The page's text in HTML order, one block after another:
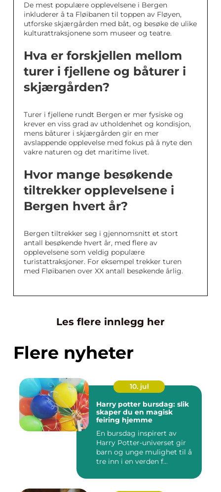
De mest populære opplevelsene i Bergen
inkluderer å ta Fløibanen til toppen av Fløyen,
utforske skjærgården med båt, og besøke de ulike
kulturattraksjonene som museer og teatre.
Hva er forskjellen mellom
turer i fjellene og båturer i
skjærgården?
Turer i fjellene rundt Bergen er mer fysiske og
krever en viss grad av utholdenhet og kondisjon,
mens båturer i skjærgården gir en mer
avslappende opplevelse med fokus på å nyte den
vakre naturen og det maritime livet.
Hvor mange besøkende
tiltrekker opplevelsene i
Bergen hvert år?
Bergen tiltrekker seg i gjennomsnitt et stort
antall besøkende hvert år, med flere av
opplevelsene som veldig populære
turistattraksjoner. For eksempel trekker turen
med Fløibanen over XX antall besøkende årlig.
Les flere innlegg her
Flere nyheter
10. jul
Harry potter bursdag: slik
skaper du en magisk
feiring hjemme
En bursdag inspirert av
Harry Potter-universet gir
barn og unge mulighet til å
tre inn i en verden f...